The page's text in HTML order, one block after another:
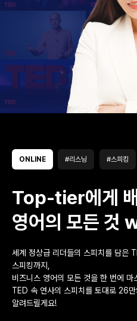
ONLINE #리스닝 #스피킹
Top-tier에게
영어의 모든 것
세계 정상급 리더들의 스피치를 담은
스피킹까지,
비즈니스 영어의 모든 것을 한 번에 마
TED 속 연사의 스피치를 토대로 26
알려드릴게요!